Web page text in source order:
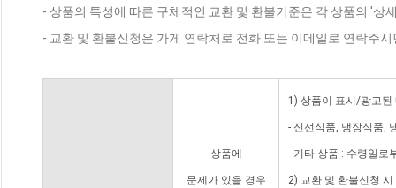
- 상품의 특성에 따른 구체적인 교환 및 환불기준은 각 상품의 '상
- 교환 및 환불신청은 가게 연락처로 전화 또는 이메일로 연락주
상품에
문제가 있을 경우
1) 상품이 표시/광고된
- 신선식품, 냉장식품,
- 기타 상품 : 수령일로
2) 교환 및 환불신청